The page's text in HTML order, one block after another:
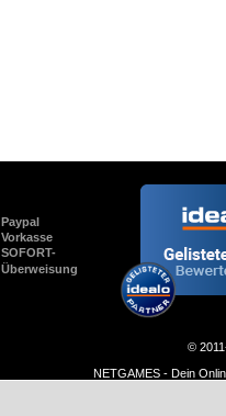
Paypal
Vorkasse
SOFORT-
Überweisung
©
NETGAMES - Dein